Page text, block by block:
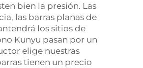
bien la presión. Las
las barras planas de
los sitios de
Kunyu pasan por un
elige nuestras
tienen un precio